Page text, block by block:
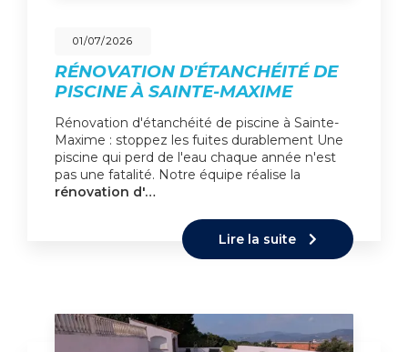
01/07/2026
RÉNOVATION D'ÉTANCHÉITÉ DE
PISCINE À SAINTE-MAXIME
Rénovation d'étanchéité de piscine à Sainte-
Maxime : stoppez les fuites durablement Une
piscine qui perd de l'eau chaque année n'est
pas une fatalité. Notre équipe réalise la
rénovation d'…
Lire la suite